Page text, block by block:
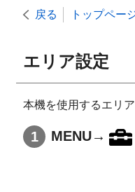
戻る トップペー
エリア設定
本機を使用するエリ
MENU→